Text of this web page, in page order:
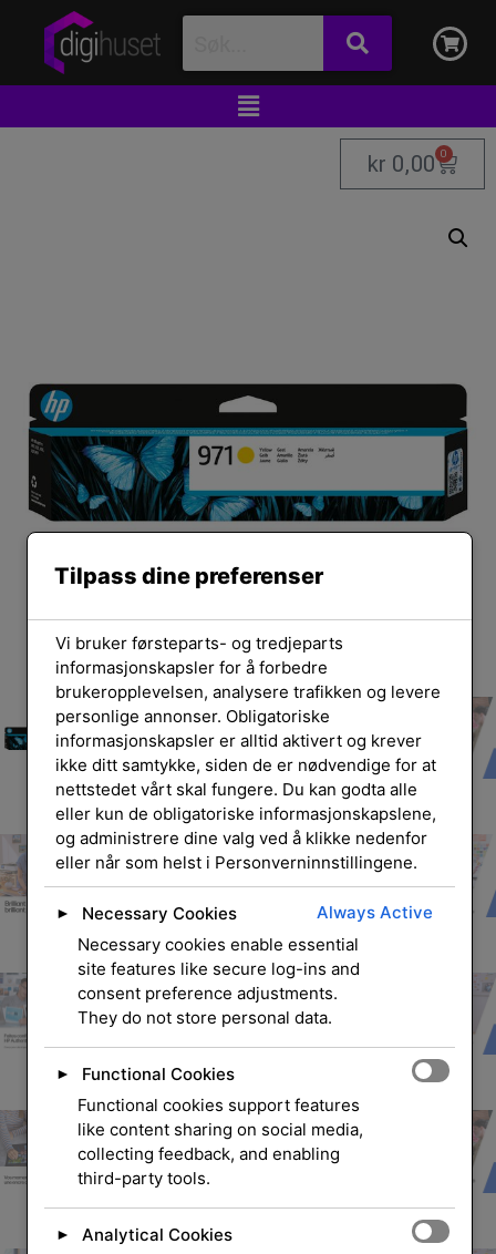
kr 0,00 0
Tilpass dine preferenser
Vi bruker førsteparts- og tredjeparts
informasjonskapsler for å forbedre
brukeropplevelsen, analysere trafikken og levere
personlige annonser. Obligatoriske
informasjonskapsler er alltid aktivert og krever
ikke ditt samtykke, siden de er nødvendige for at
nettstedet vårt skal fungere. Du kan godta alle
eller kun de obligatoriske informasjonskapslene,
og administrere dine valg ved å klikke nedenfor
eller når som helst i Personverninnstillingene.
► Necessary Cookies
Always Active
Necessary cookies enable essential
site features like secure log-ins and
consent preference adjustments.
They do not store personal data.
►
Functional Cookies
Functional cookies support features
like content sharing on social media,
collecting feedback, and enabling
third-party tools.
►
Analytical Cookies